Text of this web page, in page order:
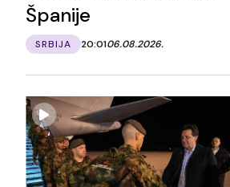
Španije
SRBIJA 20:0106.08.2026.